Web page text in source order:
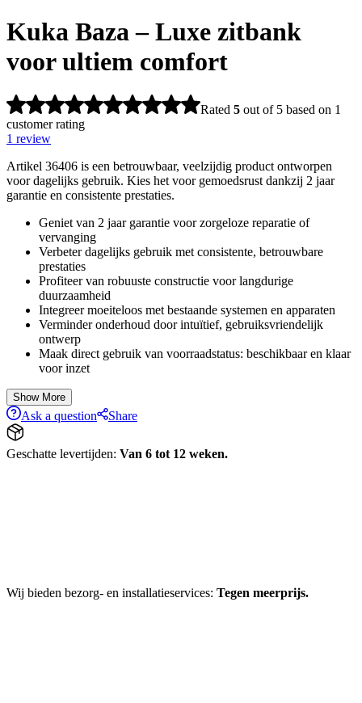
Kuka Baza – Luxe zitbank
voor ultiem comfort
Rated 5 out of 5 based on 1
customer rating
1 review
Artikel 36406 is een betrouwbaar, veelzijdig product ontworpen
voor dagelijks gebruik. Kies het voor gemoedsrust dankzij 2 jaar
garantie en consistente prestaties.
Geniet van 2 jaar garantie voor zorgeloze reparatie of
vervanging
Verbeter dagelijks gebruik met consistente, betrouwbare
prestaties
Profiteer van robuuste constructie voor langdurige
duurzaamheid
Integreer moeiteloos met bestaande systemen en apparaten
Verminder onderhoud door intuïtief, gebruiksvriendelijk
ontwerp
Maak direct gebruik van voorraadstatus: beschikbaar en klaar
voor inzet
Show More
Ask a question Share
Geschatte levertijden: Van 6 tot 12 weken.
Wij bieden bezorg- en installatieservices: Tegen meerprijs.